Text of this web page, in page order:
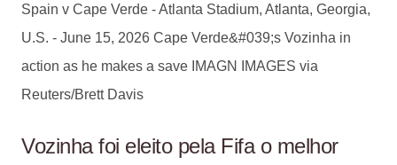
Vozinha foi eleito pela Fifa o melhor